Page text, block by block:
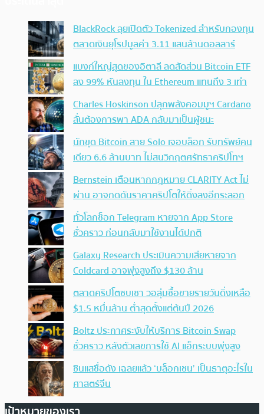
BlackRock ลุยเปิดตัว Tokenized สำหรับกองทุน
ตลาดเงินยุโรปมูลค่า 3.11 แสนล้านดอลลาร์
แบงก์ใหญ่สุดของอิตาลี ลดสัดส่วน Bitcoin ETF
ลง 99% หันลงทุน ใน Ethereum แทนถึง 3 เท่า
Charles Hoskinson ปลุกพลังคอมมูฯ Cardano
ลั่นต้องการพา ADA กลับมาเป็นผู้ชนะ
นักขุด Bitcoin สาย Solo เจอบล็อก รับทรัพย์คน
เดียว 6.6 ล้านบาท ไม่สนวิกฤตศรัทธาคริปโทฯ
Bernstein เตือนหากกฎหมาย CLARITY Act ไม่
ผ่าน อาจกดดันราคาคริปโตให้ดิ่งลงอีกระลอก
ทั่วโลกช็อก Telegram หายจาก App Store
ชั่วคราว ก่อนกลับมาใช้งานได้ปกติ
Galaxy Research ประเมินความเสียหายจาก
Coldcard อาจพุ่งสูงถึง $130 ล้าน
ตลาดคริปโตซบเซา วอลุ่มซื้อขายรายวันดิ่งเหลือ
$1.5 หมื่นล้าน ต่ำสุดตั้งแต่ต้นปี 2026
Boltz ประกาศระงับให้บริการ Bitcoin Swap
ชั่วคราว หลังตัวเลขการใช้ AI แฮ็กระบบพุ่งสูง
ซินแสชื่อดัง เฉลยแล้ว ‘บล็อกเชน’ เป็นธาตุอะไรใน
ศาสตร์จีน